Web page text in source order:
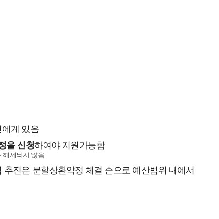
게 있음
을 신청하여야 지원가능함
해제되지 않음
진은 분할상환약정 체결 순으로 예산범위 내에서